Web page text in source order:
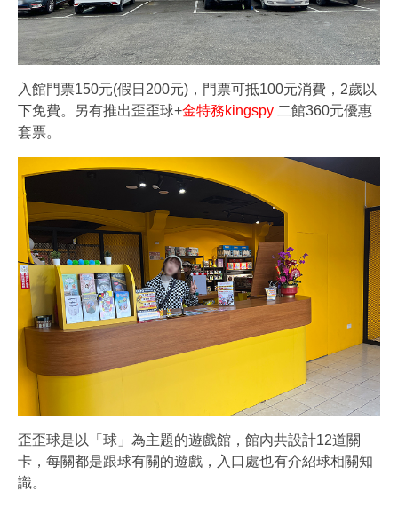
入館門票150元(假日200元)，門票可抵100元消費，2歲以
下免費。另有推出歪歪球+金特務kingspy二館360元優惠
套票。
歪歪球是以「球」為主題的遊戲館，館內共設計12道關
卡，每關都是跟球有關的遊戲，入口處也有介紹球相關知
識。